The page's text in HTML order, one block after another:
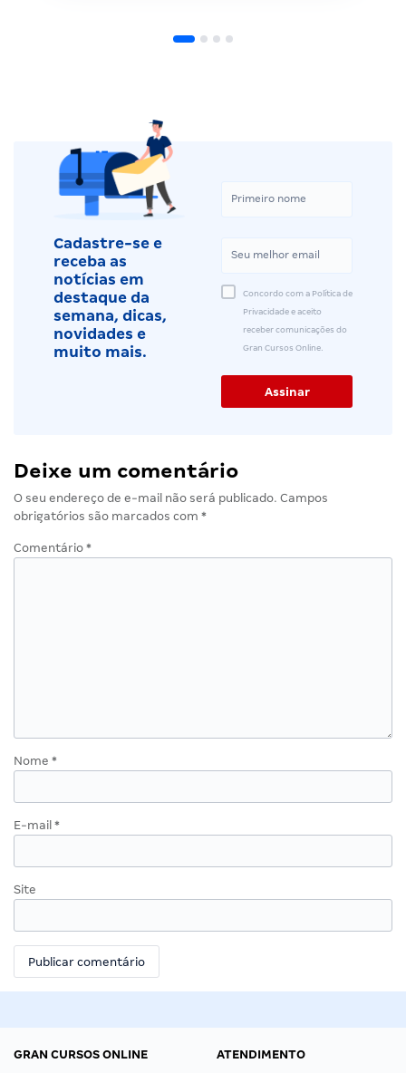
Cadastre-se e
receba as
notícias em
destaque da
semana, dicas,
novidades e
muito mais.
Concordo com a Política de
Privacidade e aceito
receber comunicações do
Gran Cursos Online.
Deixe um comentário
O seu endereço de e-mail não será publicado. Campos
obrigatórios são marcados com *
Comentário *
Nome *
E-mail *
Site
GRAN CURSOS ONLINE
ATENDIMENTO